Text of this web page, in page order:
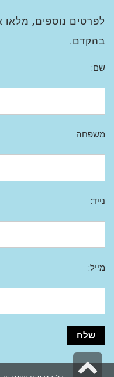
לפרטים נוספים, מלאו
בהקדם.
שם:
משפחה:
נייד:
מייל:
גלילה